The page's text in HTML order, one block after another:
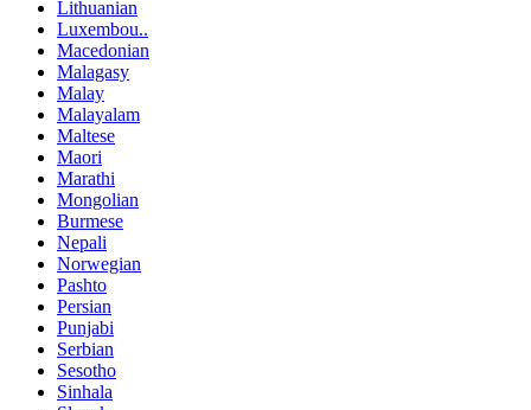
Lithuanian
Luxembou..
Macedonian
Malagasy
Malay
Malayalam
Maltese
Maori
Marathi
Mongolian
Burmese
Nepali
Norwegian
Pashto
Persian
Punjabi
Serbian
Sesotho
Sinhala